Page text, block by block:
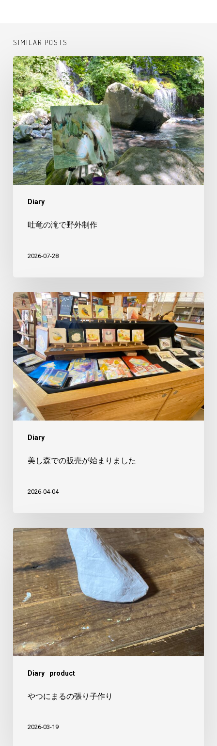
SIMILAR POSTS
Diary
吐
竜
の
滝
で
野
外
制
作
吐竜の滝で野外制作
2026-07-28
Diary
美
し
森
で
の
販
売
が
始
美し森での販売が始まりました
2026-04-04
Diary product
や
つ
に
ま
る
の
張
り
子
やつにまるの張り子作り
2026-03-19